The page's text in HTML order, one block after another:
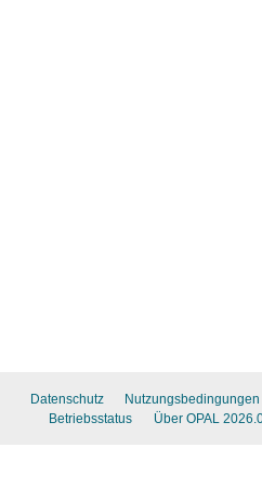
Datenschutz Nutzungsbedingungen
Betriebsstatus
Über OPAL